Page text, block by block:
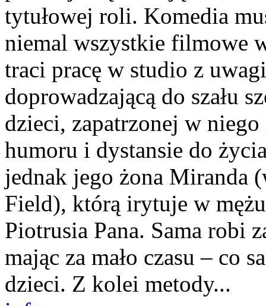
tytułowej roli. Komedia
niemal wszystkie filmowe
traci pracę w studio z
doprowadzającą do szału
dzieci, zapatrzonej w
humoru i dystansie do
jednak jego żona Miranda
Field), którą irytuje w
Piotrusia Pana. Sama robi
mając za mało czasu – co
dzieci. Z kolei metody...